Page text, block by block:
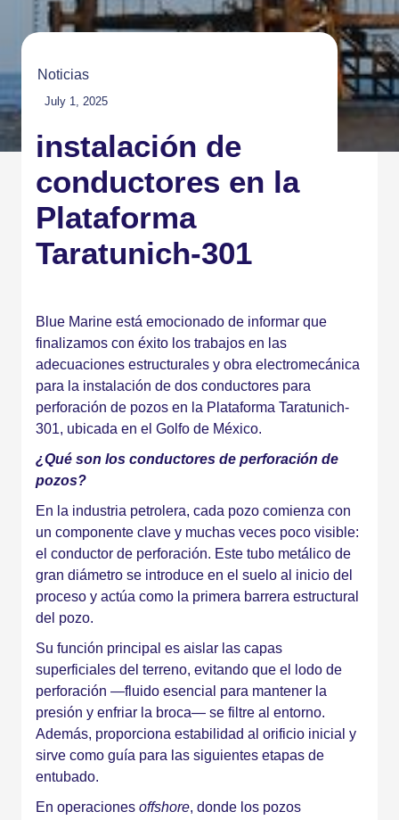
Noticias
July 1, 2025
instalación de
conductores en la
Plataforma
Taratunich-301
Blue Marine está emocionado de informar que
finalizamos con éxito los trabajos en las
adecuaciones estructurales y obra electromecánica
para la instalación de dos conductores para
perforación de pozos en la Plataforma Taratunich-
301, ubicada en el Golfo de México.
¿Qué son los conductores de perforación de
pozos?
En la industria petrolera, cada pozo comienza con
un componente clave y muchas veces poco visible:
el conductor de perforación. Este tubo metálico de
gran diámetro se introduce en el suelo al inicio del
proceso y actúa como la primera barrera estructural
del pozo.
Su función principal es aislar las capas
superficiales del terreno, evitando que el lodo de
perforación —fluido esencial para mantener la
presión y enfriar la broca— se filtre al entorno.
Además, proporciona estabilidad al orificio inicial y
sirve como guía para las siguientes etapas de
entubado.
En operaciones offshore, donde los pozos